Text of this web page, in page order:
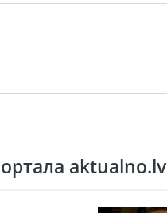
aktualno.lv